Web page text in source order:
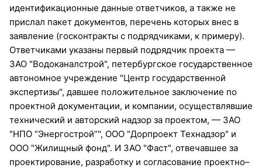
идентификационные данные ответчиков, а также не
прислал пакет документов, перечень которых внес в
заявление (госконтракты с подрядчиками, к примеру).
Ответчиками указаны первый подрядчик проекта —
ЗАО "Водоканалстрой", петербургское государственное
автономное учреждение "Центр государственной
экспертизы", давшее положительное заключение по
проектной документации, и компании, осуществлявшие
технический и авторский надзор за проектом, — ЗАО
"НПО “Энергострой”", ООО "Дорпроект Технадзор" и
ООО "Жилищный фонд". И ЗАО "Фаст", отвечавшее за
проектирование, разработку и согласование проектно–